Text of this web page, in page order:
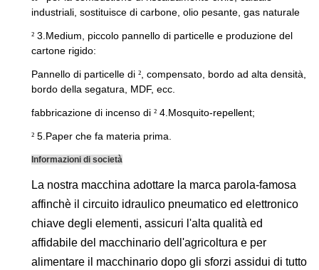
industriali, sostituisce di carbone, olio pesante, gas naturale
² 3.Medium, piccolo pannello di particelle e produzione del
cartone rigido:
Pannello di particelle di ² , compensato, bordo ad alta densità,
bordo della segatura, MDF, ecc.
fabbricazione di incenso di ² 4.Mosquito-repellent;
² 5.Paper che fa materia prima.
Informazioni di società
La nostra macchina adottare la marca parola-famosa
affinchè il circuito idraulico pneumatico ed elettronico
chiave degli elementi, assicuri l'alta qualità ed
affidabile del macchinario dell'agricoltura e per
alimentare il macchinario dopo gli sforzi assidui di tutto